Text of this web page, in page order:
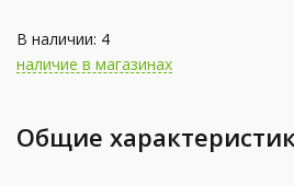
В наличии: 4
наличие в магазинах
Общие